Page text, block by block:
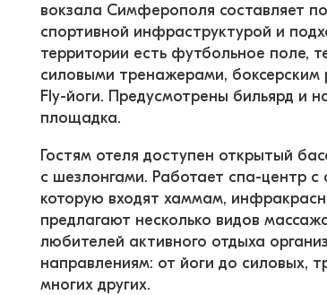
вокзала Симферополя составляет
спортивной инфраструктурой и
территории есть футбольное поле,
силовыми тренажерами, боксерским
Fly-йоги. Предусмотрены бильярд и
площадка.
Гостям отеля доступен открытый
с шезлонгами. Работает спа-центр
которую входят хаммам,
предлагают несколько видов
любителей активного отдыха
направлениям: от йоги до силовых,
многих других.